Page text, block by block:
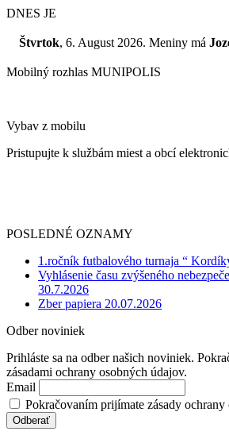
DNES JE
Štvrtok, 6. August 2026. Meniny má
Mobilný rozhlas MUNIPOLIS
Vybav z mobilu
Pristupujte k službám miest a obcí
POSLEDNÉ OZNAMY
1.ročník futbalového turnaja “
Vyhlásenie času zvýšeného
30.7.2026
Zber papiera 20.07.2026
Odber noviniek
Prihláste sa na odber našich noviniek.
zásadami ochrany osobných údajov.
Email
Pokračovaním prijímate zásady